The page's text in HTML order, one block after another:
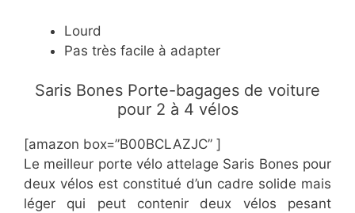
​Lourd
​Pas très facile à adapter
​​Saris Bones Porte-bagages de voiture
pour 2 à 4 vélos
[amazon box=”​​B00BCLAZJC” ]
​Le meilleur porte vélo attelage Saris Bones pour
deux vélos est constitué d’un cadre solide mais
léger qui peut contenir deux vélos pesant